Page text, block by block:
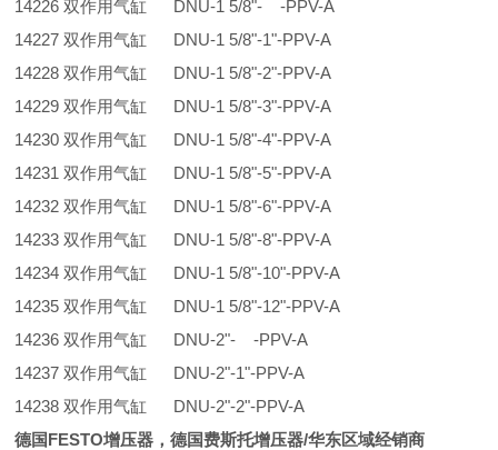
14226 双作用气缸 DNU-1 5/8"- -PPV-A
14227 双作用气缸 DNU-1 5/8"-1"-PPV-A
14228 双作用气缸 DNU-1 5/8"-2"-PPV-A
14229 双作用气缸 DNU-1 5/8"-3"-PPV-A
14230 双作用气缸 DNU-1 5/8"-4"-PPV-A
14231 双作用气缸 DNU-1 5/8"-5"-PPV-A
14232 双作用气缸 DNU-1 5/8"-6"-PPV-A
14233 双作用气缸 DNU-1 5/8"-8"-PPV-A
14234 双作用气缸 DNU-1 5/8"-10"-PPV-A
14235 双作用气缸 DNU-1 5/8"-12"-PPV-A
14236 双作用气缸 DNU-2"- -PPV-A
14237 双作用气缸 DNU-2"-1"-PPV-A
14238 双作用气缸 DNU-2"-2"-PPV-A
德国FESTO增压器，德国费斯托增压器/华东区域经销商